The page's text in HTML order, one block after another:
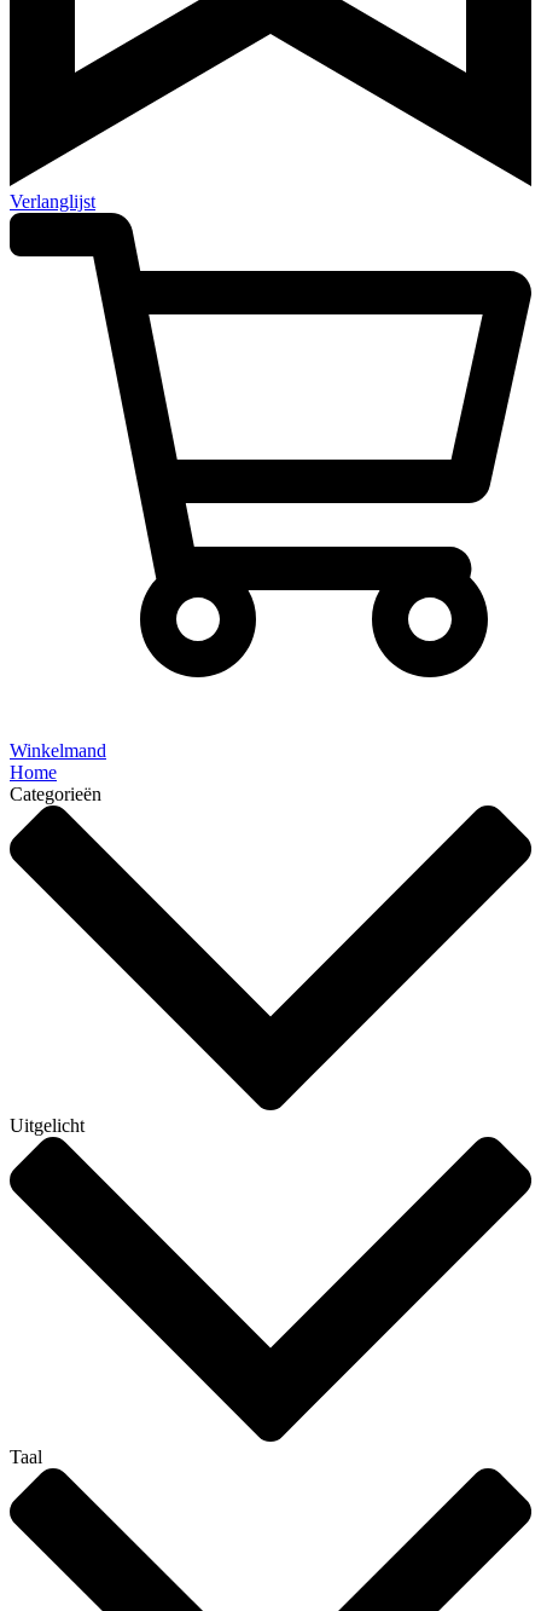
Verlanglijst
Winkelmand
Home
Categorieën
Uitgelicht
Taal